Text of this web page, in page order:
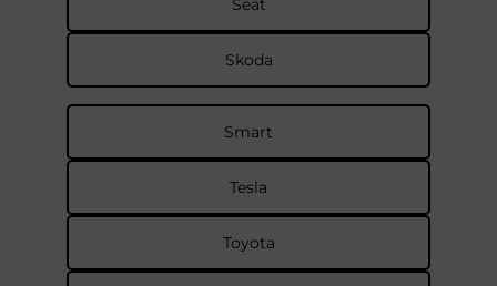
Seat
Skoda
Smart
Tesla
Toyota